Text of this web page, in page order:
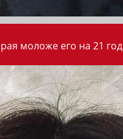
моложе его на 21 год